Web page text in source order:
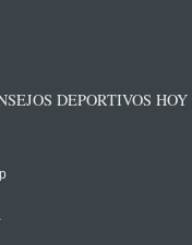
DEPORTIVOS HOY